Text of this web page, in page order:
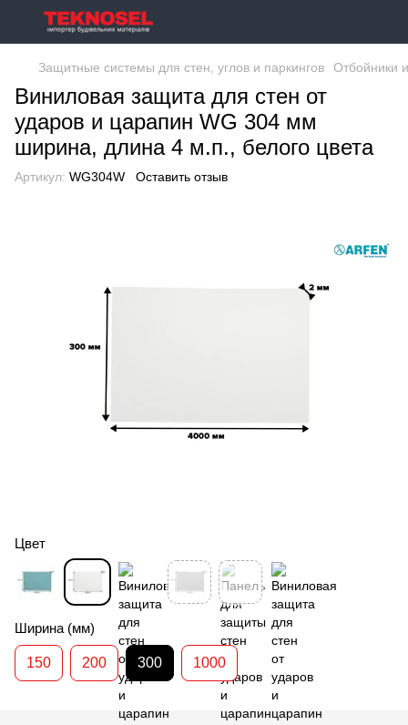
Защитные системы для стен, углов и паркингов Отбойники
Виниловая защита для стен от
ударов и царапин WG 304 мм
ширина, длина 4 м.п., белого цвета
Артикул: WG304W Оставить отзыв
Цвет
Ширина (мм)
150 200 300 1000